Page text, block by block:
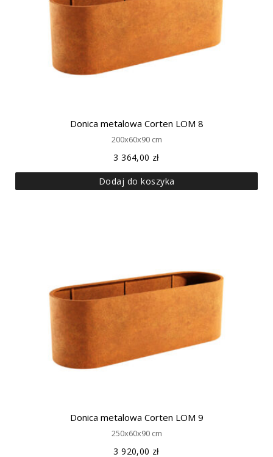
Donica metalowa Corten LOM 8
200x60x90 cm
3 364,00 zł
Dodaj do koszyka
Donica metalowa Corten LOM 9
250x60x90 cm
3 920,00 zł